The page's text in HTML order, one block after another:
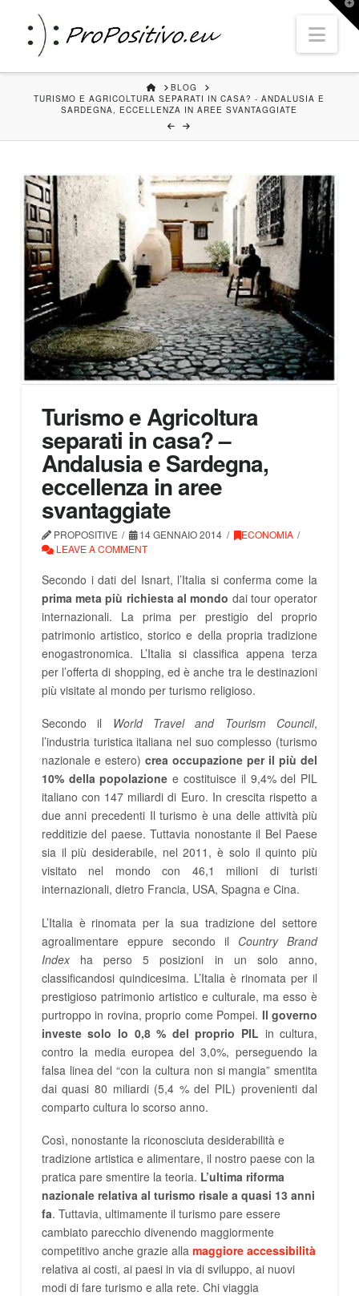
HOMEBLOG
TURISMO E AGRICOLTURA SEPARATI IN CASA? - ANDALUSIA E
SARDEGNA, ECCELLENZA IN AREE SVANTAGGIATE
Turismo e Agricoltura
separati in casa? –
Andalusia e Sardegna,
eccellenza in aree
svantaggiate
PROPOSITIVE 14 GENNAIO 2014
ECONOMIA
LEAVE A COMMENT
Secondo i dati del Isnart, l’Italia si conferma come la
prima meta più richiesta al mondo dai tour operator
internazionali. La prima per prestigio del proprio
patrimonio artistico, storico e della propria tradizione
enogastronomica. L’Italia si classifica appena terza
per l’offerta di shopping, ed è anche tra le destinazioni
più visitate al mondo per turismo religioso.
Secondo il World Travel and Tourism Council,
l’industria turistica italiana nel suo complesso (turismo
nazionale e estero) crea occupazione per il più del
10% della popolazione e costituisce il 9,4% del PIL
italiano con 147 miliardi di Euro. In crescita rispetto a
due anni precedenti Il turismo è una delle attività più
redditizie del paese. Tuttavia nonostante il Bel Paese
sia il più desiderabile, nel 2011, è solo il quinto più
visitato nel mondo con 46,1 milioni di turisti
internazionali, dietro Francia, USA, Spagna e Cina.
L’Italia è rinomata per la sua tradizione del settore
agroalimentare eppure secondo il Country Brand
Indexha perso 5 posizioni in un solo anno,
classificandosi quindicesima. L’Italia è rinomata per il
prestigioso patrimonio artistico e culturale, ma esso è
purtroppo in rovina, proprio come Pompei. Il governo
investe solo lo 0,8 % del proprio PIL in cultura,
contro la media europea del 3,0%, perseguendo la
falsa linea del “con la cultura non si mangia” smentita
dai quasi 80 miliardi (5,4 % del PIL) provenienti dal
comparto cultura lo scorso anno.
Così, nonostante la riconosciuta desiderabilità e
tradizione artistica e alimentare, il nostro paese con la
pratica pare smentire la teoria. L’ultima riforma
nazionale relativa al turismo risale a quasi 13 anni
fa. Tuttavia, ultimamente il turismo pare essere
cambiato parecchio divenendo maggiormente
competitivo anche grazie alla maggiore accessibilità
relativa ai costi, ai paesi in via di sviluppo, ai nuovi
modi di fare turismo e alla rete. Chi viaggia